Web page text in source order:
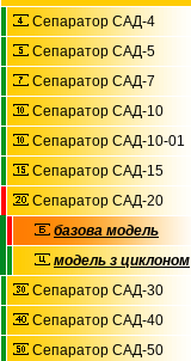
Сепаратор САД-4
Сепаратор САД-5
Сепаратор САД-7
Сепаратор САД-10
Сепаратор САД-10-01
Сепаратор САД-15
Сепаратор САД-20
базова модель
модель з циклоном
Сепаратор САД-30
Сепаратор САД-40
Сепаратор САД-50